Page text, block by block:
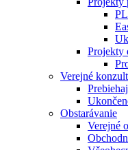
Projekty
Verejné
Obstarávanie
Verejné